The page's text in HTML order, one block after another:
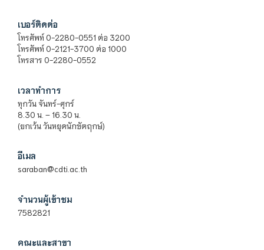
เบอร์ติดต่อ
โทรศัพท์ 0-2280-0551 ต่อ 3200
โทรศัพท์ 0-2121-3700 ต่อ 1000
โทรสาร 0-2280-0552
เวลาทำการ
ทุกวัน จันทร์-ศุกร์
8.30 น. – 16.30 น.
(ยกเว้น วันหยุดนักขัตฤกษ์)
อีเมล
saraban@cdti.ac.th
จำนวนผู้เข้าชม
7582821
คณะและสาขา